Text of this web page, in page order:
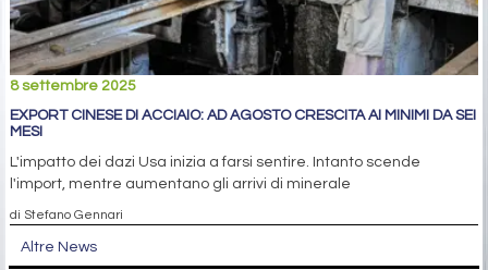
8 settembre 2025
EXPORT CINESE DI ACCIAIO: AD AGOSTO CRESCITA AI MINIMI DA SEI
MESI
L'impatto dei dazi Usa inizia a farsi sentire. Intanto scende
l'import, mentre aumentano gli arrivi di minerale
di Stefano Gennari
Altre News